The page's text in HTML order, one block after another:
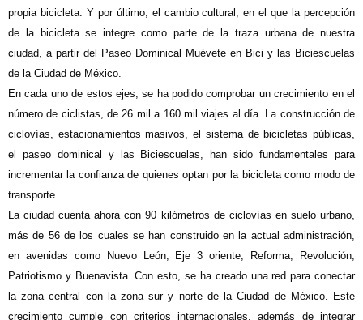
propia bicicleta. Y por último, el cambio cultural, en el que la percepción
de la bicicleta se integre como parte de la traza urbana de nuestra
ciudad, a partir del Paseo Dominical Muévete en Bici y las Biciescuelas
de la Ciudad de México.
En cada uno de estos ejes, se ha podido comprobar un crecimiento en el
número de ciclistas, de 26 mil a 160 mil viajes al día. La construcción de
ciclovías, estacionamientos masivos, el sistema de bicicletas públicas,
el paseo dominical y las Biciescuelas, han sido fundamentales para
incrementar la confianza de quienes optan por la bicicleta como modo de
transporte.
La ciudad cuenta ahora con 90 kilómetros de ciclovías en suelo urbano,
más de 56 de los cuales se han construido en la actual administración,
en avenidas como Nuevo León, Eje 3 oriente, Reforma, Revolución,
Patriotismo y Buenavista. Con esto, se ha creado una red para conectar
la zona central con la zona sur y norte de la Ciudad de México. Este
crecimiento cumple con criterios internacionales, además de integrar